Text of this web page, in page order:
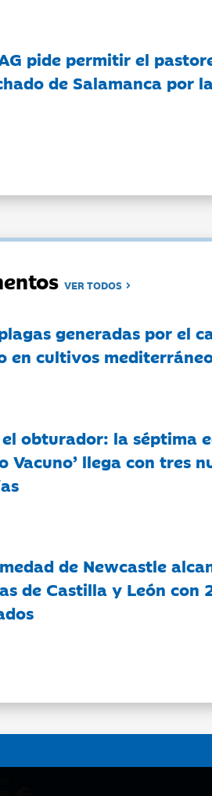
pide permitir el
de Salamanca por
VER TODOS
generadas por el
en cultivos
obturador: la séptima
Vacuno’ llega con tres
de Newcastle
de Castilla y León con